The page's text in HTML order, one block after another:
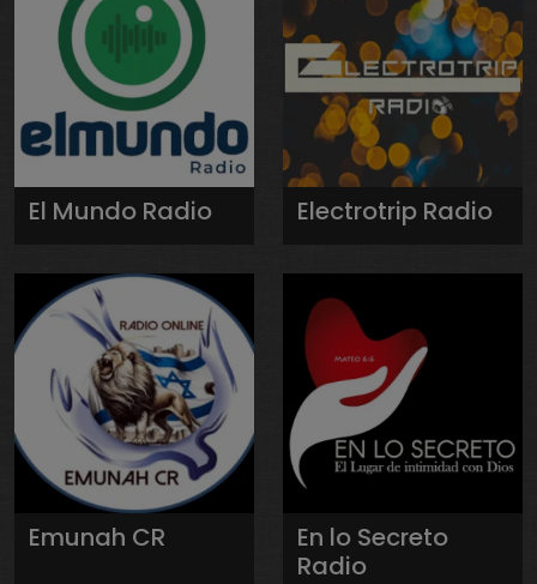
El Mundo Radio Electrotrip Radio
Emunah CR
En lo Secreto
Radio